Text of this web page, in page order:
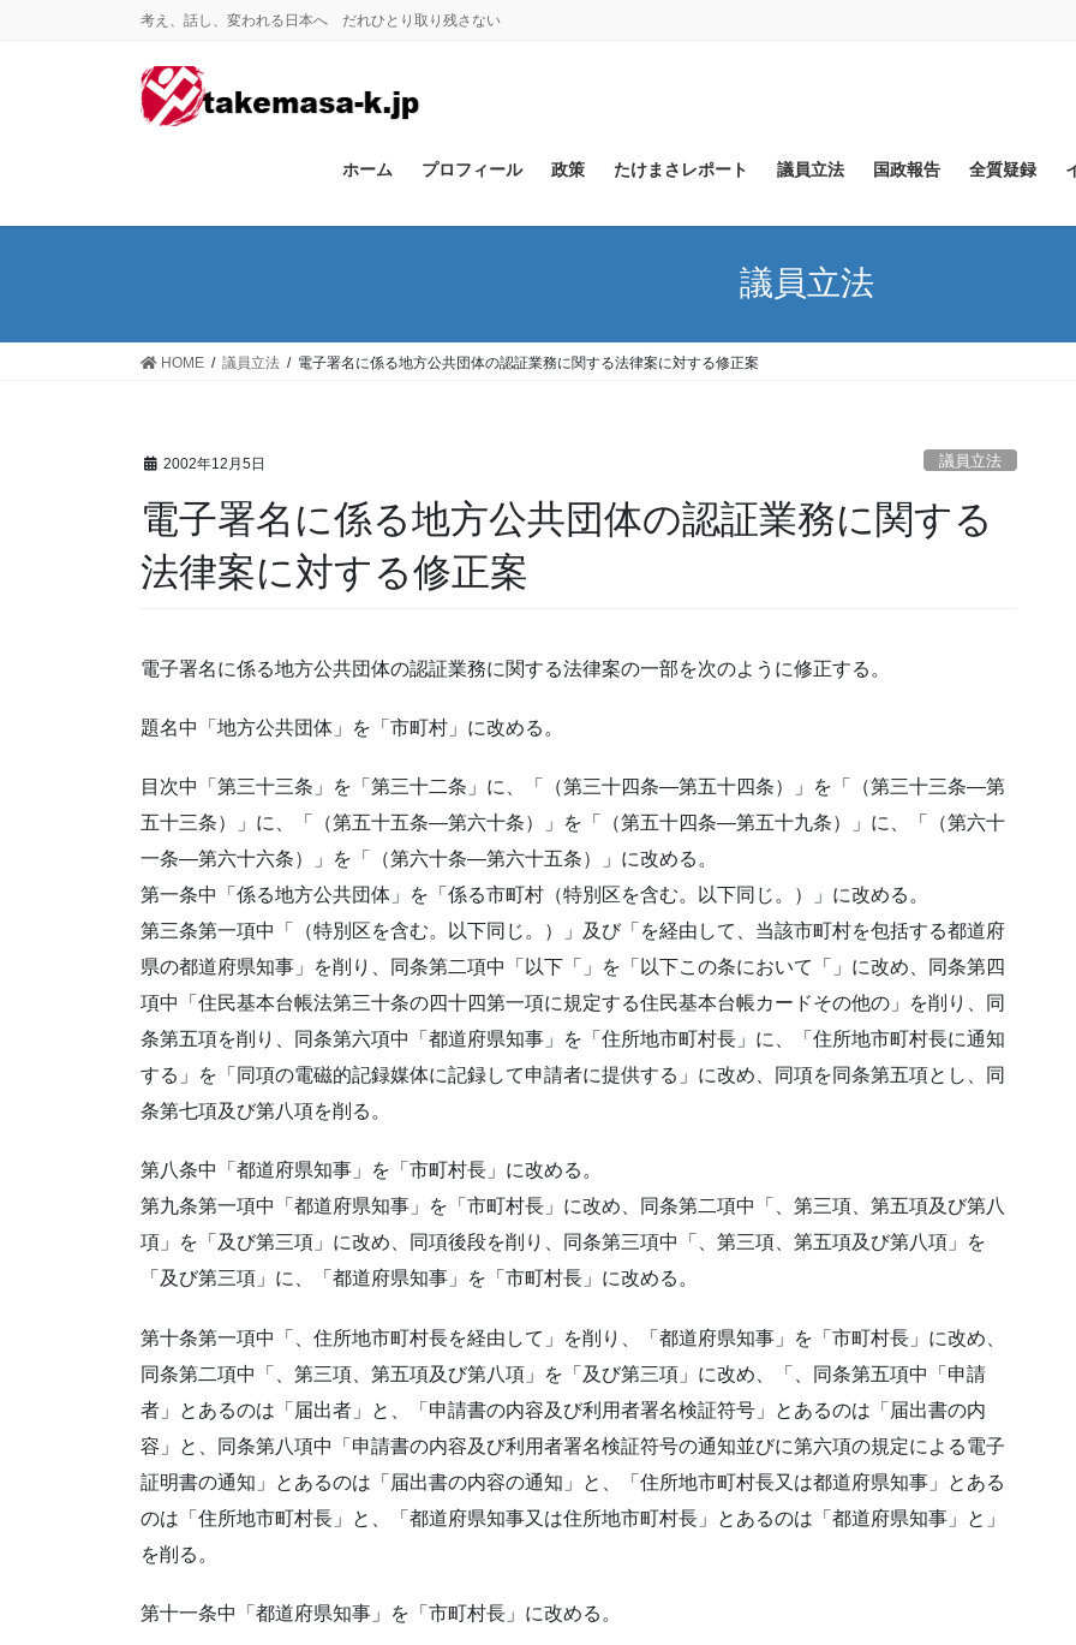
考え、話し、変われる日本へ だれひとり取り残さない
ホーム プロフィール 政策 たけまさレポート 議員立法 国政報告 全質疑録
議員立法
HOME 議員立法 電子署名に係る地方公共団体の認証業務に関する法律案に対する修正案
2002年12月5日 議員立法
電子署名に係る地方公共団体の認証業務に関する
法律案に対する修正案
電子署名に係る地方公共団体の認証業務に関する法律案の一部を次のように修正する。
題名中「地方公共団体」を「市町村」に改める。
目次中「第三十三条」を「第三十二条」に、「（第三十四条―第五十四条）」を「（第三十三条―第
五十三条）」に、「（第五十五条―第六十条）」を「（第五十四条―第五十九条）」に、「（第六十
一条―第六十六条）」を「（第六十条―第六十五条）」に改める。
第一条中「係る地方公共団体」を「係る市町村（特別区を含む。以下同じ。）」に改める。
第三条第一項中「（特別区を含む。以下同じ。）」及び「を経由して、当該市町村を包括する都道府
県の都道府県知事」を削り、同条第二項中「以下「」を「以下この条において「」に改め、同条第四
項中「住民基本台帳法第三十条の四十四第一項に規定する住民基本台帳カードその他の」を削り、同
条第五項を削り、同条第六項中「都道府県知事」を「住所地市町村長」に、「住所地市町村長に通知
する」を「同項の電磁的記録媒体に記録して申請者に提供する」に改め、同項を同条第五項とし、同
条第七項及び第八項を削る。
第八条中「都道府県知事」を「市町村長」に改める。
第九条第一項中「都道府県知事」を「市町村長」に改め、同条第二項中「、第三項、第五項及び第八
項」を「及び第三項」に改め、同項後段を削り、同条第三項中「、第三項、第五項及び第八項」を
「及び第三項」に、「都道府県知事」を「市町村長」に改める。
第十条第一項中「、住所地市町村長を経由して」を削り、「都道府県知事」を「市町村長」に改め、
同条第二項中「、第三項、第五項及び第八項」を「及び第三項」に改め、「、同条第五項中「申請
者」とあるのは「届出者」と、「申請書の内容及び利用者署名検証符号」とあるのは「届出書の内
容」と、同条第八項中「申請書の内容及び利用者署名検証符号の通知並びに第六項の規定による電子
証明書の通知」とあるのは「届出書の内容の通知」と、「住所地市町村長又は都道府県知事」とある
のは「住所地市町村長」と、「都道府県知事又は住所地市町村長」とあるのは「都道府県知事」と」
を削る。
第十一条中「都道府県知事」を「市町村長」に改める。